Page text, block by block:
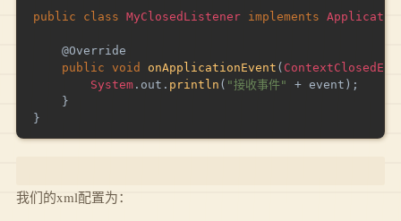
public class MyClosedListener implements
@Override
public void onApplicationEvent (
System . out . println ( "接收事件" + event ) ;
}
}
我们的xml配置为：